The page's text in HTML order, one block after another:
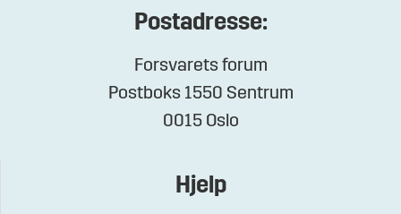
Postadresse:
Forsvarets forum
Postboks 1550 Sentrum
0015 Oslo
Hjelp